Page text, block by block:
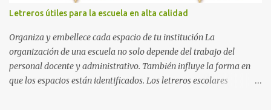
juego. Contenido Actual: La imagen muestra la organización desde
la letra A hasta la M, estableciendo el estilo geométrico y divertido
que define a toda la colección. Primera parte del juego de letras
in...
Letreros útiles para la escuela en alta calidad
Organiza y embellece cada espacio de tu institución La
organización de una escuela no solo depende del trabajo del
personal docente y administrativo. También influye la forma en
que los espacios están identificados. Los letreros escolares